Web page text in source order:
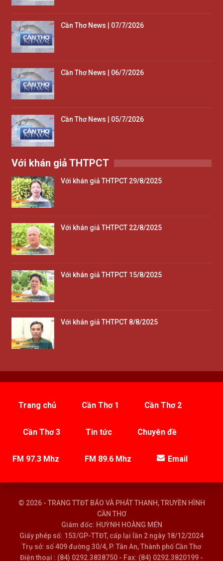
Cần Thơ News | 07/7/2026
Cần Thơ News | 06/7/2026
Cần Thơ News | 05/7/2026
Với khán giả THTPCT
Với khán giả THTPCT 29/8/2025
Với khán giả THTPCT 22/8/2025
Với khán giả THTPCT 15/8/2025
Với khán giả THTPCT 8/8/2025
Trang chủ Cần Thơ 1 Cần Thơ 2
Cần Thơ 3 Tin tức Chuyên đề
FM 97.3 Mhz FM 89.6 Mhz Email
© 2026 - TRANG TTĐT BÁO VÀ PHÁT THANH, TRUYỀN HÌNH
CẦN THƠ
Giám đốc: HUỲNH HOÀNG MẾN
Giấy phép số: 153/GP-TTĐT, cấp lại lần 2 ngày 18/12/2024
Trụ sở: số 409 đường 30/4, P. Tân An, Thành phố Cần Thơ
Điện thoại : (84) 0292.3838750 - Fax: (84) 0292.3820199 -